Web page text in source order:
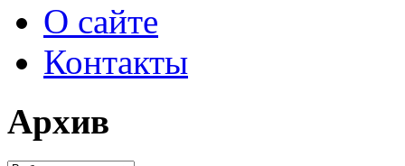
О сайте
Контакты
Архив